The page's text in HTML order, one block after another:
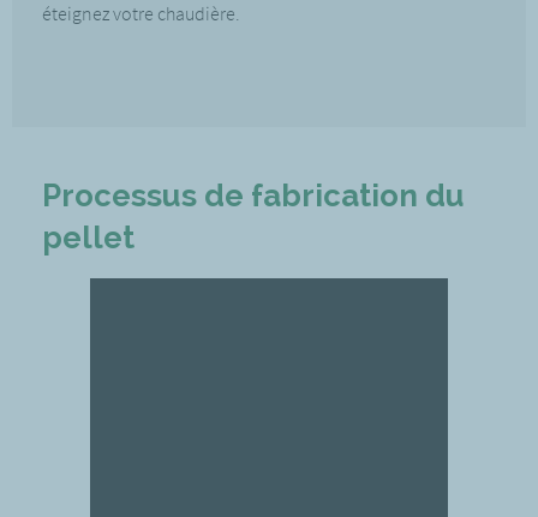
éteignez votre chaudière.
Processus de fabrication du
pellet